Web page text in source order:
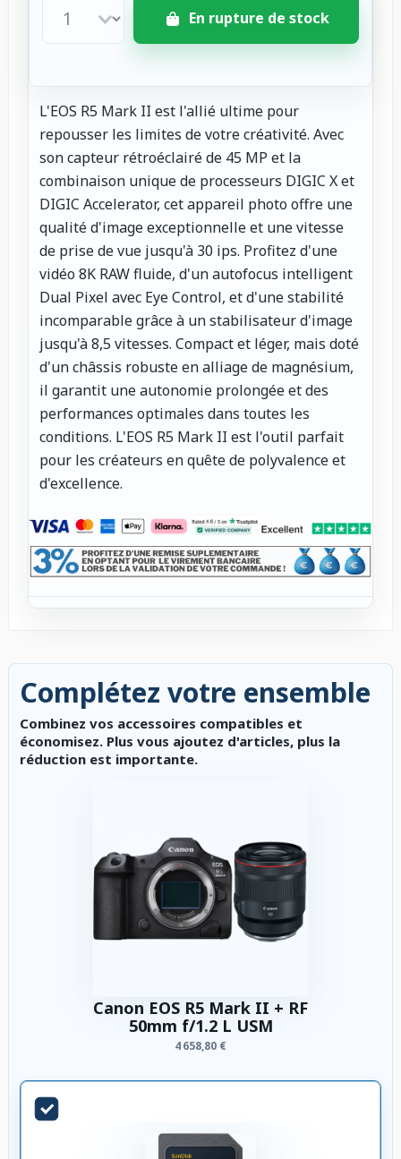
En rupture de stock
L'EOS R5 Mark II est l'allié ultime pour
repousser les limites de votre créativité. Avec
son capteur rétroéclairé de 45 MP et la
combinaison unique de processeurs DIGIC X et
DIGIC Accelerator, cet appareil photo offre une
qualité d'image exceptionnelle et une vitesse
de prise de vue jusqu'à 30 ips. Profitez d'une
vidéo 8K RAW fluide, d'un autofocus intelligent
Dual Pixel avec Eye Control, et d'une stabilité
incomparable grâce à un stabilisateur d'image
jusqu'à 8,5 vitesses. Compact et léger, mais doté
d'un châssis robuste en alliage de magnésium,
il garantit une autonomie prolongée et des
performances optimales dans toutes les
conditions. L'EOS R5 Mark II est l'outil parfait
pour les créateurs en quête de polyvalence et
d'excellence.
Complétez votre ensemble
Combinez vos accessoires compatibles et
économisez. Plus vous ajoutez d'articles, plus la
réduction est importante.
Canon EOS R5 Mark II + RF
50mm f/1.2 L USM
4 658,80 €